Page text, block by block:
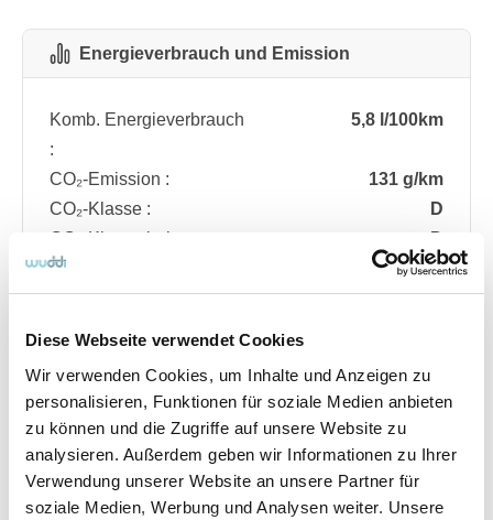
Diese Webseite verwendet Cookies
Wir verwenden Cookies, um Inhalte und Anzeigen zu
personalisieren, Funktionen für soziale Medien anbieten
zu können und die Zugriffe auf unsere Website zu
analysieren. Außerdem geben wir Informationen zu Ihrer
Verwendung unserer Website an unsere Partner für
soziale Medien, Werbung und Analysen weiter. Unsere
Energieverbrauch und Emission
Komb. Energieverbrauch
:
5,8 l/100km
CO₂-Emission :
131 g/km
CO₂-Klasse :
D
CO₂-Klasse bei
entladener Batterie :
D
Fahrzeugdetails
Angebotsnummer
ABO74.131
Ausstattungslinie
ST Line
Verfügbar ab